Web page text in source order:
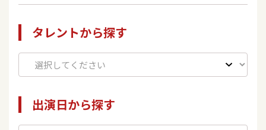
タレントから探す
出演日から探す